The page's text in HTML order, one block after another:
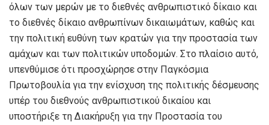
όλων των μερών με το διεθνές ανθρωπιστικό δίκαιο και
το διεθνές δίκαιο ανθρωπίνων δικαιωμάτων, καθώς και
την πολιτική ευθύνη των κρατών για την προστασία των
αμάχων και των πολιτικών υποδομών. Στο πλαίσιο αυτό,
υπενθύμισε ότι προσχώρησε στην Παγκόσμια
Πρωτοβουλία για την ενίσχυση της πολιτικής δέσμευσης
υπέρ του διεθνούς ανθρωπιστικού δικαίου και
υποστήριξε τη Διακήρυξη για την Προστασία του